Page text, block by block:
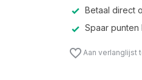
Betaal direct
Spaar
Aan verlanglijst